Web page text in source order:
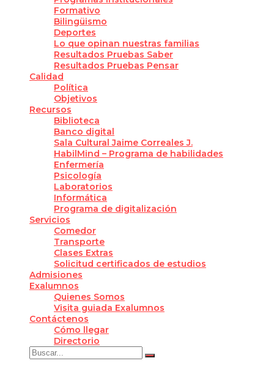
Formativo
Bilingüismo
Deportes
Lo que opinan nuestras familias
Resultados Pruebas Saber
Resultados Pruebas Pensar
Calidad
Política
Objetivos
Recursos
Biblioteca
Banco digital
Sala Cultural Jaime Correales J.
HabilMind – Programa de habilidades
Enfermería
Psicología
Laboratorios
Informática
Programa de digitalización
Servicios
Comedor
Transporte
Clases Extras
Solicitud certificados de estudios
Admisiones
Exalumnos
Quienes Somos
Visita guiada Exalumnos
Contáctenos
Cómo llegar
Directorio